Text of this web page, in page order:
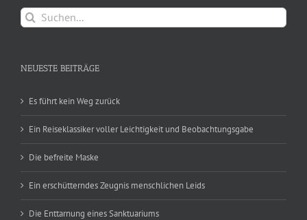
Suche
nach:
NEUESTE BEITRÄGE
Es führt kein Weg zurück
Ein Reiseklassiker voller Leichtigkeit und Beobachtungsgabe
Die befreite Maske
Ein erschütterndes Zeugnis menschlichen Leids
Die Enttarnung eines Sanktuariums